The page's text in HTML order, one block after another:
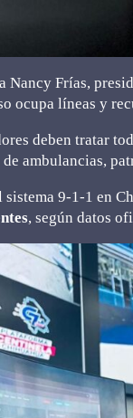
Nancy Frías,
ocupa líneas y
deben tratar
ambulancias,
sistema 9-1-1 en
, según datos